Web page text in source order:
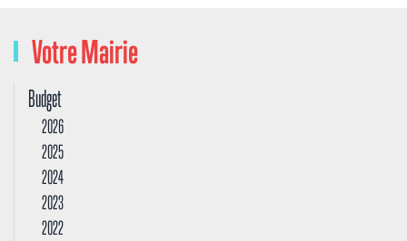
Votre Mairie
Budget
2026
2025
2024
2023
2022